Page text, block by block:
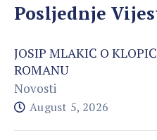
Posljednje
JOSIP MLAKIĆ O
ROMANU
Novosti
August 5, 2026